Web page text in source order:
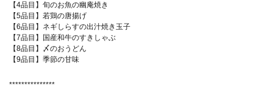
【4品目】旬のお魚の幽庵焼き
【5品目】若鶏の唐揚げ
【6品目】ネギしらすの出汁焼き玉子
【7品目】国産和牛のすきしゃぶ
【8品目】〆のおうどん
【9品目】季節の甘味
***************